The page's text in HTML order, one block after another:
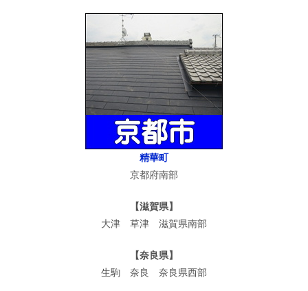
精華町
京都府南部
【滋賀県】
大津 草津 滋賀県南部
【奈良県】
生駒 奈良 奈良県西部